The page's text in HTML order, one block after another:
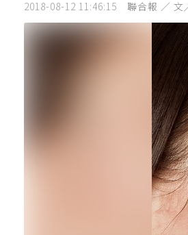
2018-08-12 11:46:15 聯合報 ／ 文